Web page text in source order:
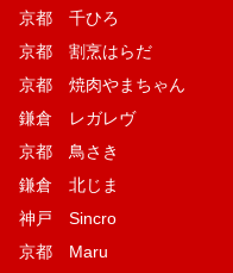
京都 千ひろ
京都 割烹はらだ
京都 焼肉やまちゃん
鎌倉 レガレヴ
京都 鳥さき
鎌倉 北じま
神戸 Sincro
京都 Maru